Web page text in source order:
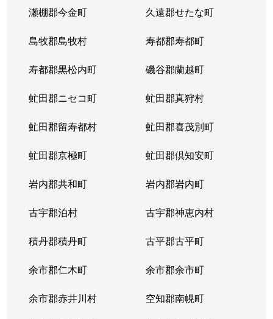
瀬棚郡今金町 久遠郡せたな町
島牧郡島牧村 寿都郡寿都町
寿都郡黒松内町 磯谷郡蘭越町
虻田郡ニセコ町 虻田郡真狩村
虻田郡留寿都村 虻田郡喜茂別町
虻田郡京極町 虻田郡倶知安町
岩内郡共和町 岩内郡岩内町
古宇郡泊村 古宇郡神恵内村
積丹郡積丹町 古平郡古平町
余市郡仁木町 余市郡余市町
余市郡赤井川村 空知郡南幌町